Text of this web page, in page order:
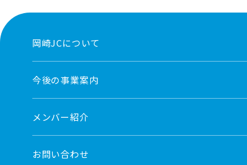
岡崎JCについて
今後の事業案内
メンバー紹介
お問い合わせ